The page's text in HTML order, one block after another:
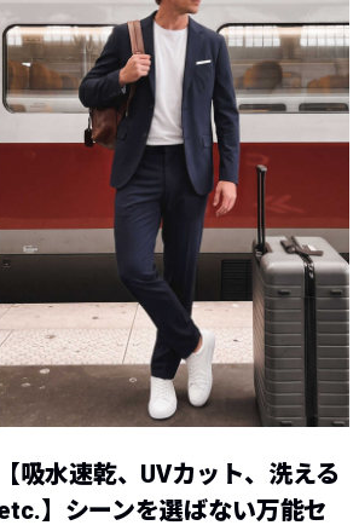
【吸水速乾、UVカット、洗える
】シーンを選ばない万能セ